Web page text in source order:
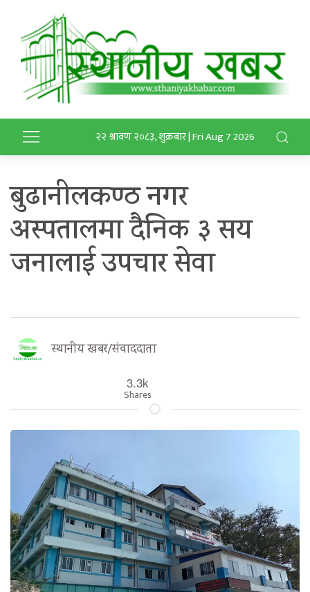
२२ श्रावण २०८३, शुक्रबार | Fri Aug 7 2026
बुढानीलकण्ठ नगर
अस्पतालमा दैनिक ३ सय
जनालाई उपचार सेवा
स्थानीय खबर/संवाददाता
3.3k
Shares